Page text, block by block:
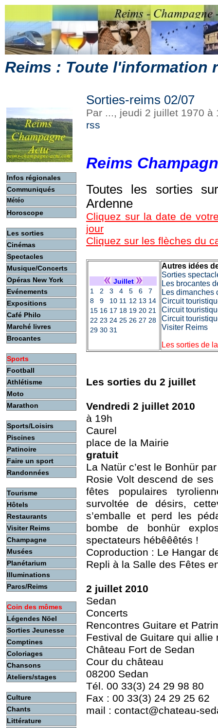
Reims : Toute l'information
Infos régionales
Communiqués
Météo
Horoscope
Les sorties
Cinémas
Spectacles
Musique/Concerts
Opéras New York
Evénements
Expositions
Café Philo
Marché livres
Brocantes
Sports
Football
Athlétisme
Moto
Marathon
Sports/Loisirs
Piscines
Patinoire
Faire un sport
Randonnées
Tourisme
Hôtels
Restaurants
Visiter Reims
Champagne
Musées
Planétarium
Illuminations
Parcs/Reims
Coin des mômes
Légendes Nöel
Sorties Jeunesse
Comptines
Coloriages
Chansons
Ateliers/stages
Culture
Chants
Littérature
Sorties-reims 02/07
Par ..., jeudi 2 juillet 1970 à
rss
Reims
Toutes les sorties
Ardenne
Cliquez sur la date de
jour
Cliquez sur les flèches du
Juillet
1
2 3 4 5 6
7
8
9 10 11 12 13 14
15 16 17 18 19 20 21
22 23 24 25 26 27 28
29 30 31
Autres idées
Sorties
Les brocantes
Les dimanches
Circuit
Circuit
Circuit
Visiter Reims
Les sorties de
Les sorties du 2 juillet
Vendredi 2 juillet 2010
à 19h
Caurel
place de la Mairie
gratuit
La Natür c’est le Bonhür
Rosie Volt descend de
fêtes populaires
survoltée de désirs,
s’emballe et perd les
bombe de bonhür
spectateurs hébêêêtés !
Coproduction : Le Hangar
Repli à la Salle des Fêtes
2 juillet 2010
Sedan
Concerts
Rencontres Guitare et
Festival de Guitare qui
Château Fort de Sedan
Cour du château
08200 Sedan
Tél. 00 33(3) 24 29 98 80
Fax : 00 33(3) 24 29 25 62
mail : contact@chateau-